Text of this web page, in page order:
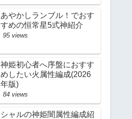
あやかしランブル！でおす
すめの恒常星5式神紹介
95 views
神姫初心者へ序盤におすす
めしたい火属性編成(2026
年版)
84 views
シャルの神姫闇属性編成紹